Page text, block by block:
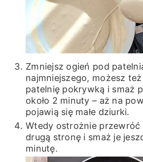
Zmniejsz ogień pod
najmniejszego, możesz
patelnię pokrywką i smaż
około 2 minuty – aż na
pojawią się małe dziurki.
Wtedy ostrożnie przewróć
drugą stronę i smaż je
minutę.